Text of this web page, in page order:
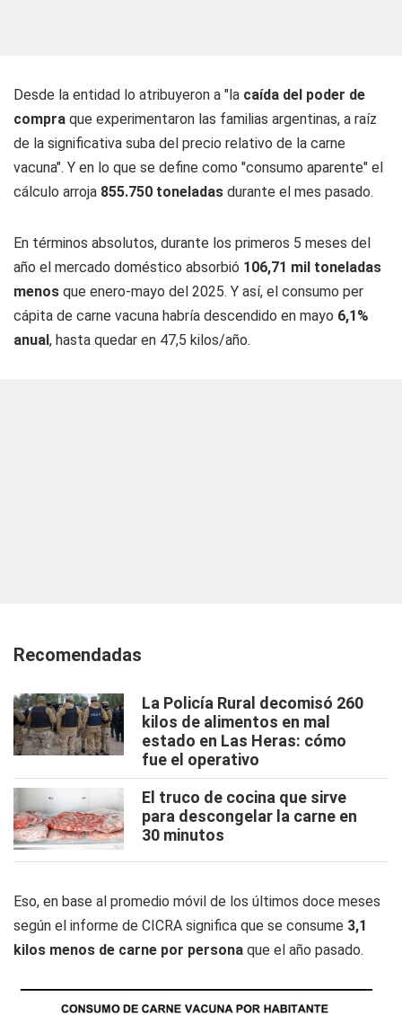
Desde la entidad lo atribuyeron a "la caída del poder de
compra que experimentaron las familias argentinas, a raíz
de la significativa suba del precio relativo de la carne
vacuna". Y en lo que se define como "consumo aparente" el
cálculo arroja 855.750 toneladas durante el mes pasado.
En términos absolutos, durante los primeros 5 meses del
año el mercado doméstico absorbió 106,71 mil toneladas
menos que enero-mayo del 2025. Y así, el consumo per
cápita de carne vacuna habría descendido en mayo 6,1%
anual, hasta quedar en 47,5 kilos/año.
Recomendadas
La Policía Rural decomisó 260
kilos de alimentos en mal
estado en Las Heras: cómo
fue el operativo
El truco de cocina que sirve
para descongelar la carne en
30 minutos
Eso, en base al promedio móvil de los últimos doce meses
según el informe de CICRA significa que se consume 3,1
kilos menos de carne por persona que el año pasado.